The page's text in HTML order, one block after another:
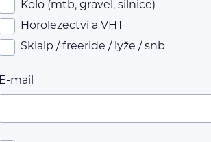
Kolo (mtb, gravel, silnice)
Horolezectví a VHT
Skialp / freeride / lyže / snb
E-mail